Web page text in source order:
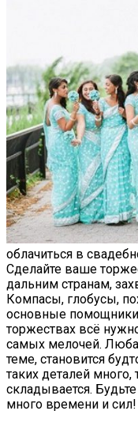
облачиться в
Сделайте ваше
дальним странам,
Компасы, глобусы,
основные
торжествах всё
самых мелочей.
теме, становится
таких деталей много,
складывается.
много времени и сил!